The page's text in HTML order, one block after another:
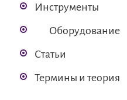
Инструменты
Оборудование
Статьи
Термины и теория